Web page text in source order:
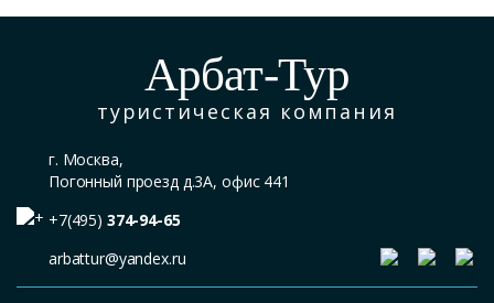
Арбат-Тур
туристическая компания
г. Москва,
Погонный проезд д.3А, офис 441
+7(495) 374-94-65
arbattur@yandex.ru